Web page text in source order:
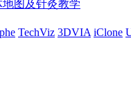
地图及针灸教学
TechViz 3DVIA iClone